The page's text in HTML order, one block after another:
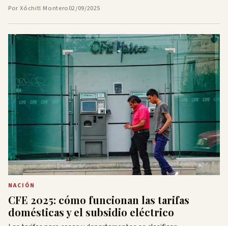
Por Xóchitl Montero02/09/2025
NACIÓN
CFE 2025: cómo funcionan las tarifas
domésticas y el subsidio eléctrico